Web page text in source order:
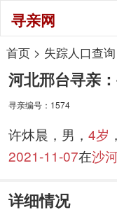
寻亲网
首页> 失踪人口查询
河北邢台寻亲
寻亲编号：1574
许炑晨，男， 4岁
2021-11-07在沙
详细情况